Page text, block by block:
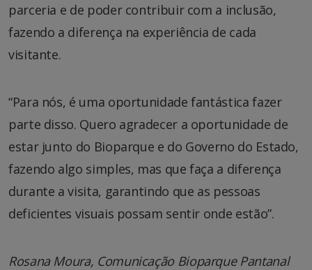
parceria e de poder contribuir com a inclusão,
fazendo a diferença na experiência de cada
visitante.
“Para nós, é uma oportunidade fantástica fazer
parte disso. Quero agradecer a oportunidade de
estar junto do Bioparque e do Governo do Estado,
fazendo algo simples, mas que faça a diferença
durante a visita, garantindo que as pessoas
deficientes visuais possam sentir onde estão”.
Rosana Moura, Comunicação Bioparque Pantanal